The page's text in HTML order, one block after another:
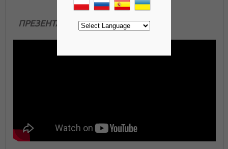
ПРЕЗЕНТАЦИЯ КАНАЛА